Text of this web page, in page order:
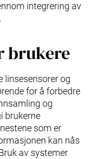
integrering av
brukere
linsesensorer og
for å forbedre
og
brukerne
som er
kan nås
av systemer